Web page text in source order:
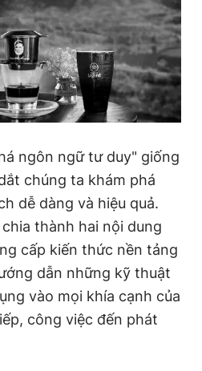
ngôn ngữ tư duy" giống
chúng ta khám phá
dễ dàng và hiệu quả.
thành hai nội dung
cấp kiến thức nền tảng
dẫn những kỹ thuật
vào mọi khía cạnh của
công việc đến phát